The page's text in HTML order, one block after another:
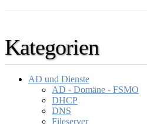
Kategorien
AD und Dienste
AD - Domäne - FSMO
DHCP
DNS
Fileserver